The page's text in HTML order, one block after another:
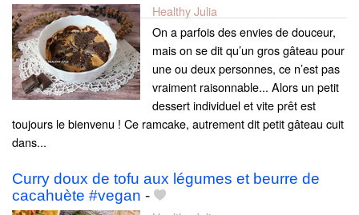
Healthy Julia
On a parfois des envies de douceur,
mais on se dit qu’un gros gâteau pour
une ou deux personnes, ce n’est pas
vraiment raisonnable... Alors un petit
dessert individuel et vite prêt est
toujours le bienvenu ! Ce ramcake, autrement dit petit gâteau cuit
dans...
Curry doux de tofu aux légumes et beurre de
cacahuète #vegan -